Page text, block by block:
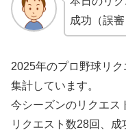
成功（誤審
2025年のプロ野球リ
集計しています。
今シーズンのリクエス
リクエスト数28回、成